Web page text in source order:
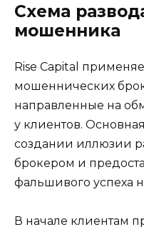
Схема
мошенника
Rise Capital
мошеннических
направленные на
у клиентов.
создании иллюзии
брокером и
фальшивого успеха
В начале клиентам